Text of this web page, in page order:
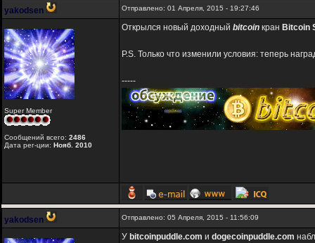
yakodsen Отправлено: 01 Апреля, 2015 - 19:27:46
Super Member
Сообщений всего: 2486
Дата рег-ции: Нояб. 2010
Открылся новый доходный bitcoin кран Bitcoin
P.S. Только что изменили условия: теперь
-----
yakodsen Отправлено: 05 Апреля, 2015 - 11:56:09
У bitcoinpuddle.com и dogecoinpuddle.com